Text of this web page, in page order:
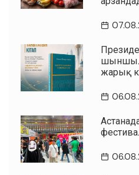
шыншыл
жарық